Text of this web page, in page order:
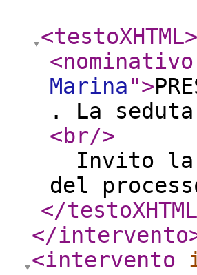
<testoXHTML>
<nominativo
Marina">
. La
<br/>
Invito la
del
</testoXHTML
</intervento
<intervento